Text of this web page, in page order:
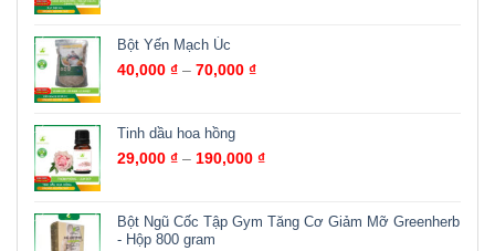
Bột Yến Mạch Úc
40,000 ₫ – 70,000 ₫
Tinh dầu hoa hồng
29,000 ₫ – 190,000 ₫
Bột Ngũ Cốc Tập Gym Tăng Cơ Giảm Mỡ Greenherb
- Hộp 800 gram